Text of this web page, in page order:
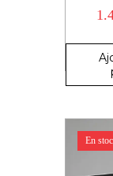
En